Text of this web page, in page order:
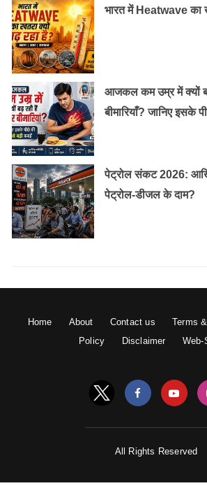
भारत में Heatwave का
आजकल कम उम्र में क्यों
बीमारियाँ? जानिए इसके
पेट्रोल संकट 2026:
पेट्रोल-डीजल के दाम?
Home About Contact us Terms
Policy
Disclaimer Web-
All Rights Reserved